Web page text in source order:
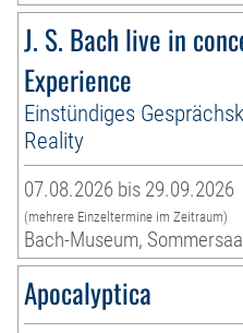
J. S. Bach live in
Experience
Einstündiges
Reality
07.08.2026 bis 29.09.2026
(mehrere Einzeltermine im Zeitraum)
Bach-Museum,
Apocalyptica